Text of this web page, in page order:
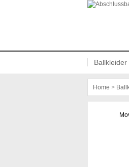
Ballkleider
Home >